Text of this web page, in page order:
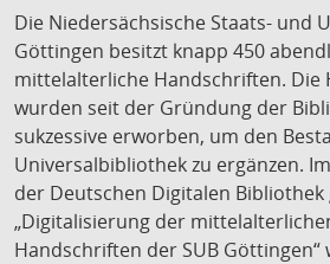
Die Niedersächsische Staats- und
Göttingen besitzt knapp 450
mittelalterliche Handschriften. Die
wurden seit der Gründung der
sukzessive erworben, um den
Universalbibliothek zu ergänzen.
der Deutschen Digitalen
„Digitalisierung der
Handschriften der SUB